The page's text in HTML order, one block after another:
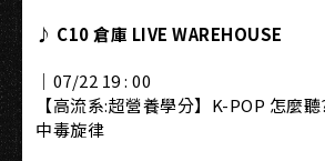
♪ C10 倉庫 LIVE WAREHOUSE
｜07/22 19 : 00
【高流系:超營養學分】K-POP 怎麼
中毒旋律